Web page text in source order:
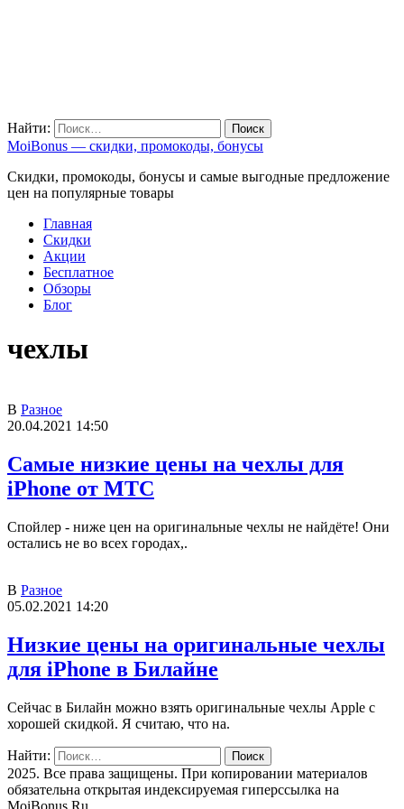
Найти:
MoiBonus — скидки, промокоды, бонусы
Скидки, промокоды, бонусы и самые выгодные предложение
цен на популярные товары
Главная
Скидки
Акции
Бесплатное
Обзоры
Блог
чехлы
В Разное
20.04.2021 14:50
Самые низкие цены на чехлы для
iPhone от МТС
Спойлер - ниже цен на оригинальные чехлы не найдёте! Они
остались не во всех городах,.
В Разное
05.02.2021 14:20
Низкие цены на оригинальные чехлы
для iPhone в Билайне
Сейчас в Билайн можно взять оригинальные чехлы Apple с
хорошей скидкой. Я считаю, что на.
Найти:
2025. Все права защищены. При копировании материалов
обязательна открытая индексируемая гиперссылка на
MoiBonus.Ru